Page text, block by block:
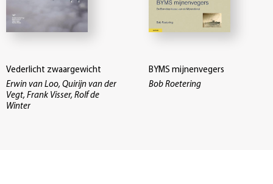
Vederlicht zwaargewicht
Erwin van Loo, Quirijn van der
Vegt, Frank Visser, Rolf de
Winter
BYMS mijnenvegers
Bob Roetering